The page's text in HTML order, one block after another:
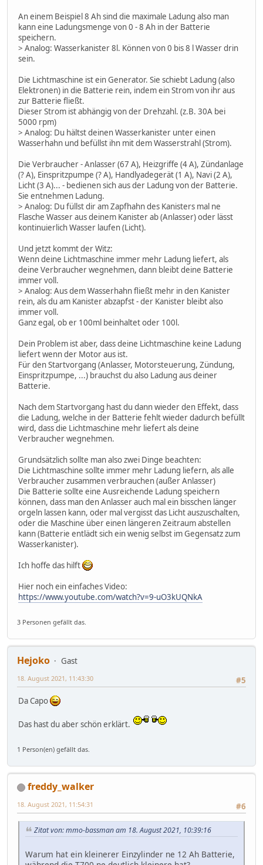
An einem Beispiel 8 Ah sind die maximale Ladung also man
kann eine Ladungsmenge von 0 - 8 Ah in der Batterie
speichern.
> Analog: Wasserkanister 8l. Können von 0 bis 8 l Wasser drin
sein.
Die Lichtmaschine ist ein Generator. Sie schiebt Ladung (also
Elektronen) in die Batterie rein, indem ein Strom von ihr aus
zur Batterie fließt.
Dieser Strom ist abhängig von der Drehzahl. (z.B. 30A bei
5000 rpm)
> Analog: Du hältst deinen Wasserkanister unter einen
Wasserhahn und befüllst ihn mit dem Wasserstrahl (Strom).
Die Verbraucher - Anlasser (67 A), Heizgriffe (4 A), Zündanlage
(? A), Einspritzpumpe (? A), Handlyadegerät (1 A), Navi (2 A),
Licht (3 A)... - bedienen sich aus der Ladung von der Batterie.
Sie entnehmen Ladung.
> Analog: Du füllst dir am Zapfhahn des Kanisters mal ne
Flasche Wasser aus deinem Kanister ab (Anlasser) oder lässt
kontinuierlich Wasser laufen (Licht).
Und jetzt kommt der Witz:
Wenn deine Lichtmaschine immer mehr Ladung liefert, als
deine Verbraucher wegnehmen, dann bleibt deine Batterie
immer voll.
> Analog: Aus dem Wasserhahn fließt mehr in den Kanister
rein, als du am Kanister abzapfst - der Kanister bleibt also
immer voll.
Ganz egal, ob er 100ml beinhaltet oder 100l.
Dein Problem ist aber, dass deine Lichtmaschine keine Ladung
liefert wenn der Motor aus ist.
Für den Startvorgang (Anlasser, Motorsteuerung, Zündung,
Einspritzpumpe, ...) brauchst du also Ladung aus deiner
Batterie.
Nach dem Startvorgang hast du dann wieder den Effekt, dass
die Ladung, welche in der Batterie fehlt wieder dadurch befüllt
wird, dass die Lichtmaschine mehr liefert als deine
Verbraucher wegnehmen.
Grundsätzlich sollte man also zwei Dinge beachten:
Die Lichtmaschine sollte immer mehr Ladung liefern, als alle
Verbraucher zusammen verbrauchen (außer Anlasser)
Die Batterie sollte eine Ausreichende Ladung speichern
können, dass man den Anlasser auch mal ein bisschen länger
orgeln lassen kann, oder mal vergisst das Licht auszuschalten,
oder die Maschine über einen längeren Zeitraum abstellen
kann (Batterie entlädt sich ein wenig selbst im Gegensatz zum
Wasserkanister).
Ich hoffe das hilft
Hier noch ein einfaches Video:
https://www.youtube.com/watch?v=9-uO3kUQNkA
3 Personen gefällt das.
Hejoko
Gast
#5
18. August 2021, 11:43:30
Da Capo
Das hast du aber schön erklärt.
1 Person(en) gefällt das.
freddy_walker
#6
18. August 2021, 11:54:31
Zitat von: mmo-bassman am 18. August 2021, 10:39:16
Warum hat ein kleinerer Einzylinder ne 12 Ah Batterie,